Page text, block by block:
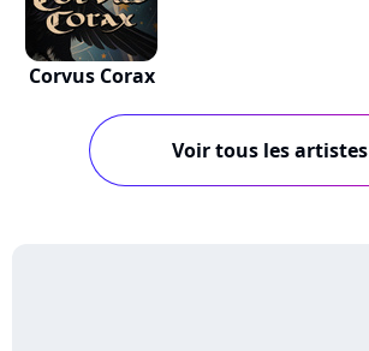
Corvus Corax
Voir tous les artistes